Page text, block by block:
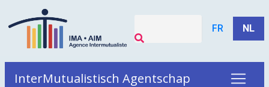
FR NL
InterMutualistisch Agentschap